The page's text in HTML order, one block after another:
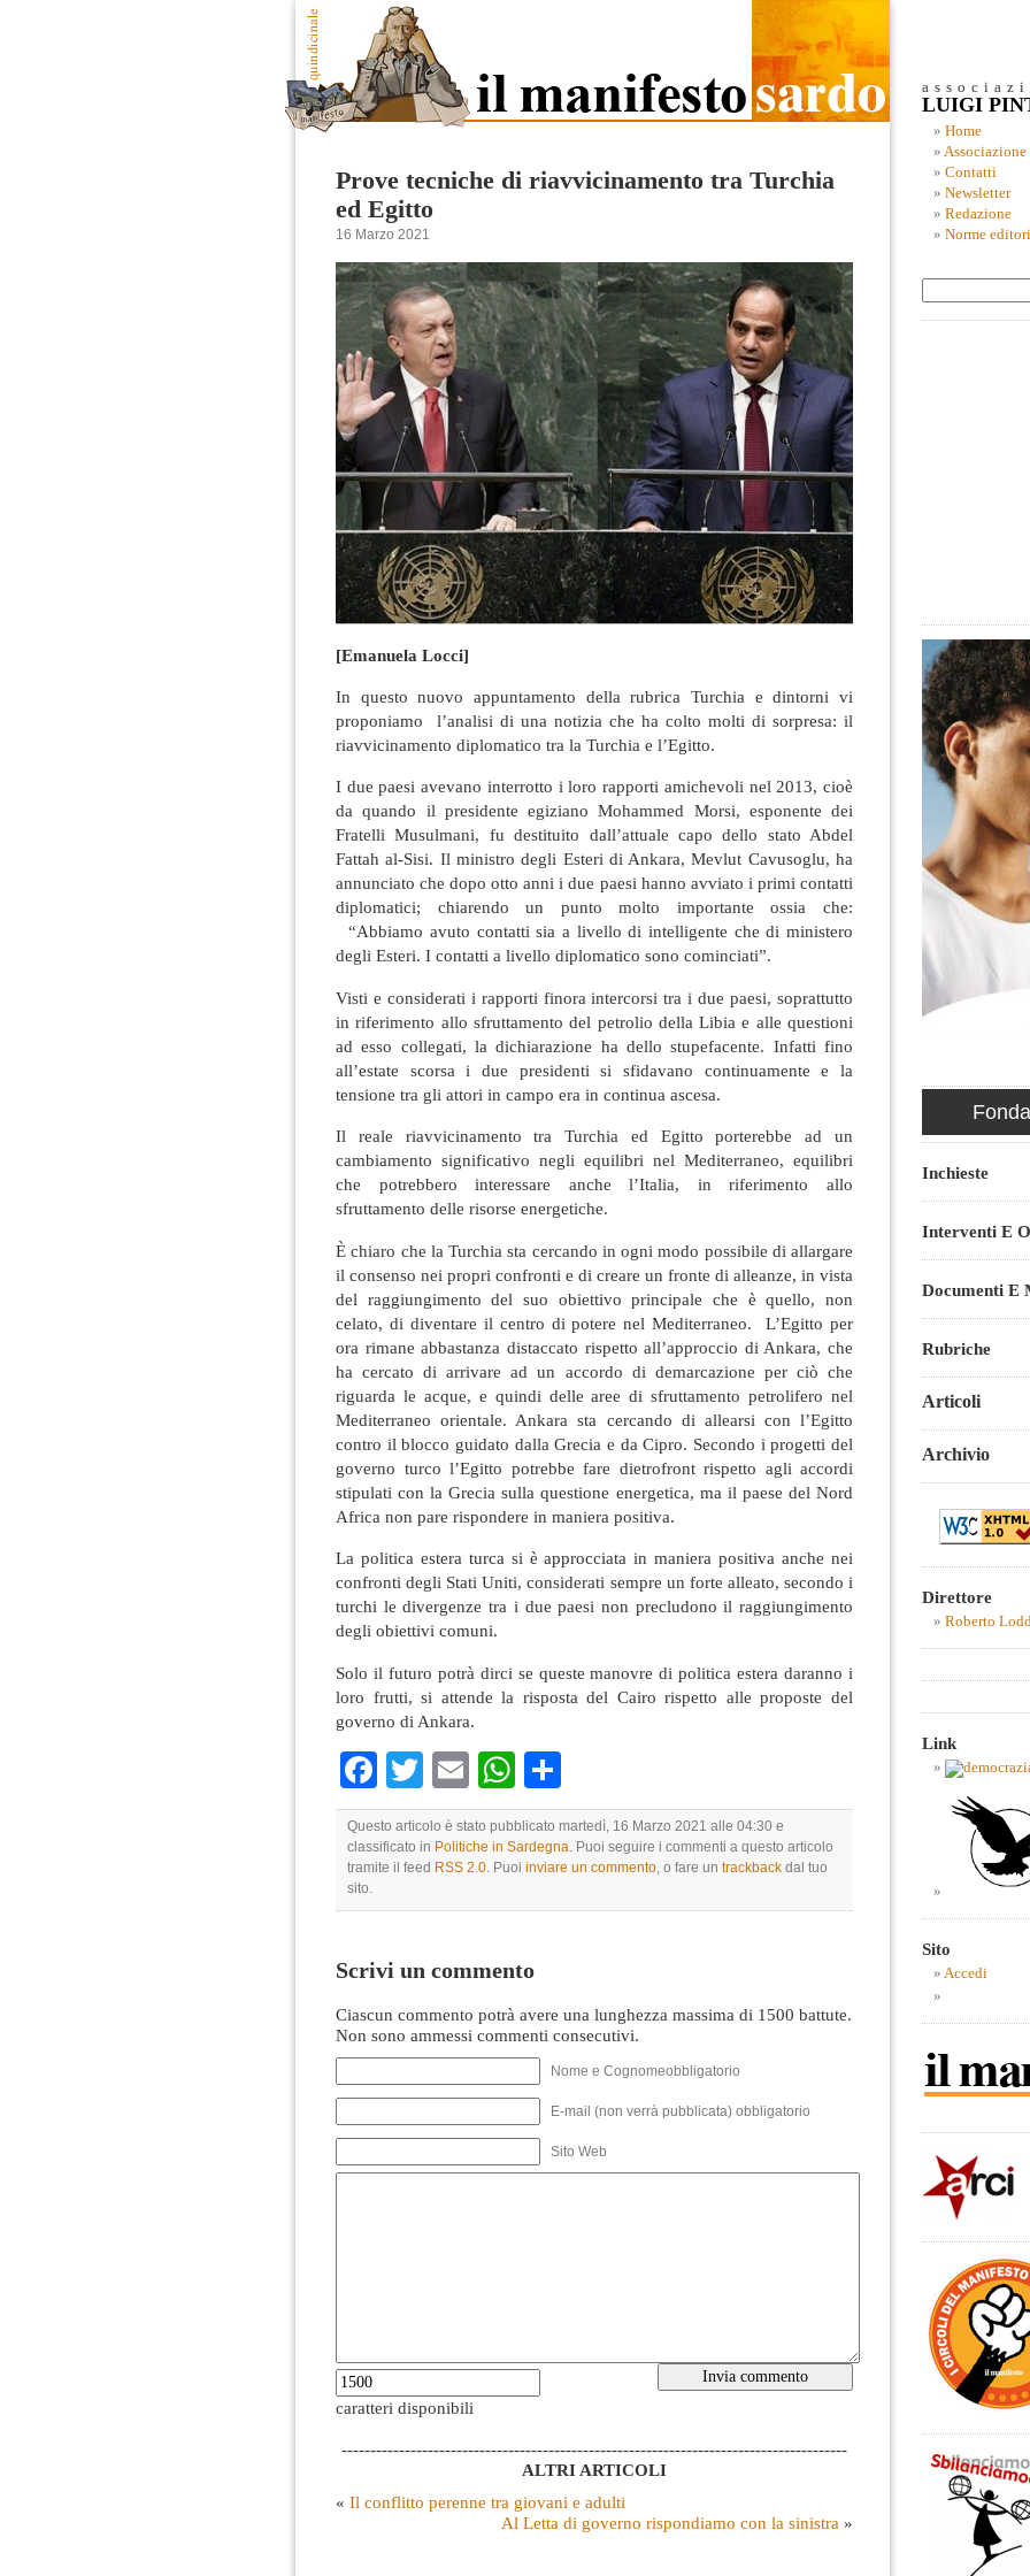
Prove tecniche di riavvicinamento tra Turchia
ed Egitto
16 Marzo 2021
[Emanuela Locci]
In questo nuovo appuntamento della rubrica Turchia e dintorni vi
proponiamo l’analisi di una notizia che ha colto molti di sorpresa: il
riavvicinamento diplomatico tra la Turchia e l’Egitto.
I due paesi avevano interrotto i loro rapporti amichevoli nel 2013, cioè
da quando il presidente egiziano Mohammed Morsi, esponente dei
Fratelli Musulmani, fu destituito dall’attuale capo dello stato Abdel
Fattah al-Sisi. Il ministro degli Esteri di Ankara, Mevlut Cavusoglu, ha
annunciato che dopo otto anni i due paesi hanno avviato i primi contatti
diplomatici; chiarendo un punto molto importante ossia che:
“Abbiamo avuto contatti sia a livello di intelligente che di ministero
degli Esteri. I contatti a livello diplomatico sono cominciati”.
Visti e considerati i rapporti finora intercorsi tra i due paesi, soprattutto
in riferimento allo sfruttamento del petrolio della Libia e alle questioni
ad esso collegati, la dichiarazione ha dello stupefacente. Infatti fino
all’estate scorsa i due presidenti si sfidavano continuamente e la
tensione tra gli attori in campo era in continua ascesa.
Il reale riavvicinamento tra Turchia ed Egitto porterebbe ad un
cambiamento significativo negli equilibri nel Mediterraneo, equilibri
che potrebbero interessare anche l’Italia, in riferimento allo
sfruttamento delle risorse energetiche.
È chiaro che la Turchia sta cercando in ogni modo possibile di allargare
il consenso nei propri confronti e di creare un fronte di alleanze, in vista
del raggiungimento del suo obiettivo principale che è quello, non
celato, di diventare il centro di potere nel Mediterraneo. L’Egitto per
ora rimane abbastanza distaccato rispetto all’approccio di Ankara, che
ha cercato di arrivare ad un accordo di demarcazione per ciò che
riguarda le acque, e quindi delle aree di sfruttamento petrolifero nel
Mediterraneo orientale. Ankara sta cercando di allearsi con l’Egitto
contro il blocco guidato dalla Grecia e da Cipro. Secondo i progetti del
governo turco l’Egitto potrebbe fare dietrofront rispetto agli accordi
stipulati con la Grecia sulla questione energetica, ma il paese del Nord
Africa non pare rispondere in maniera positiva.
La politica estera turca si è approcciata in maniera positiva anche nei
confronti degli Stati Uniti, considerati sempre un forte alleato, secondo i
turchi le divergenze tra i due paesi non precludono il raggiungimento
degli obiettivi comuni.
Solo il futuro potrà dirci se queste manovre di politica estera daranno i
loro frutti, si attende la risposta del Cairo rispetto alle proposte del
governo di Ankara.
Facebook
TwitterEmailWhatsApp
Questo articolo è stato pubblicato martedì, 16 Marzo 2021 alle 04:30 e
classificato in Politiche in Sardegna . Puoi seguire i commenti a questo articolo
tramite il feed RSS 2.0 . Puoi inviare un commento , o fare un trackback dal tuo
sito.
Scrivi un commento
Ciascun commento potrà avere una lunghezza massima di 1500 battute.
Non sono ammessi commenti consecutivi.
Nome e Cognomeobbligatorio
E-mail (non verrà pubblicata) obbligatorio
Sito Web
caratteri disponibili
----------------------------------------------------------------------------------------
ALTRI ARTICOLI
« Il conflitto perenne tra giovani e adulti
Al Letta di governo rispondiamo con la sinistra »
LUIGI
Home
Associazione
Contatti
Newsletter
Redazione
Norme
Inchieste
Interventi E
Documenti E
Rubriche
Articoli
Archivio
Direttore
Roberto
Link
Sito
Accedi